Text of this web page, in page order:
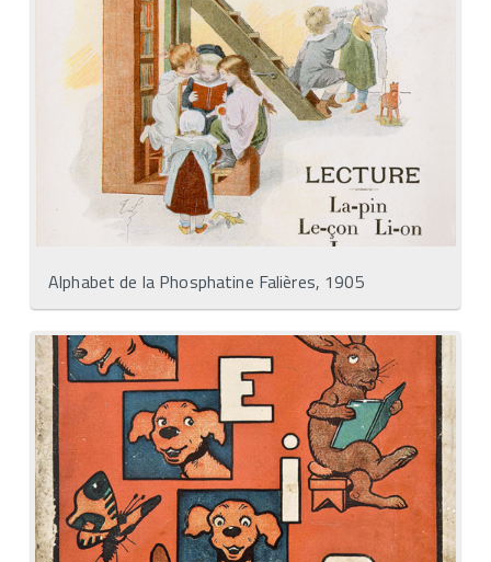
Alphabet de la Phosphatine Falières, 1905